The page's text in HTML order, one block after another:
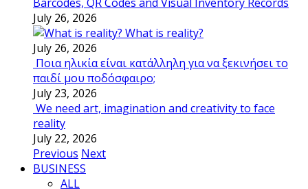
July 26, 2026
What is reality?
July 26, 2026
Ποια ηλικία είναι κατάλληλη για να ξεκινήσει το
παιδί μου ποδόσφαιρο;
July 23, 2026
We need art, imagination and creativity to face
reality
July 22, 2026
Previous Next
BUSINESS
ALL